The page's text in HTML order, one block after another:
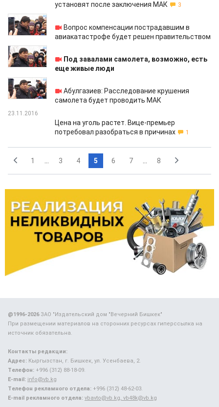
установят после заключения МАК
3
16.01.2017
Вопрос компенсации пострадавшим в
авиакатастрофе будет решен правительством
16.01.2017
Под завалами самолета, возможно, есть
еще живые люди
16.01.2017
Абулгазиев: Расследование крушения
самолета будет проводить МАК
23.11.2016
Цена на уголь растет. Вице-премьер
потребовал разобраться в причинах
1
1 3 4 5 6 7 8
@1996-2026ЗАО "Издательский дом "Вечерний Бишкек"
При размещении материалов на сторонних ресурсах гиперссылка на
источник обязательна.
Контакты редакции:
Адрес: Кыргызстан, г. Бишкек, ул. Усенбаева, 2.
Телефон: +996 (312) 88-18-09.
E-mail: info@vb.kg
Телефон рекламного отдела: +996 (312) 48-62-03.
E-mail рекламного отдела: vbavto@vb.kg, vb48k@vb.kg